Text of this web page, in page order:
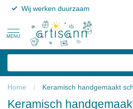
Wij werken duurzaam
MENU
Home / Keramisch handgemaakt
Keramisch